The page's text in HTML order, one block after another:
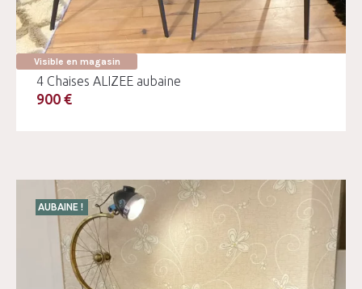
Visible en magasin
4 Chaises ALIZEE aubaine
900 €
AUBAINE !